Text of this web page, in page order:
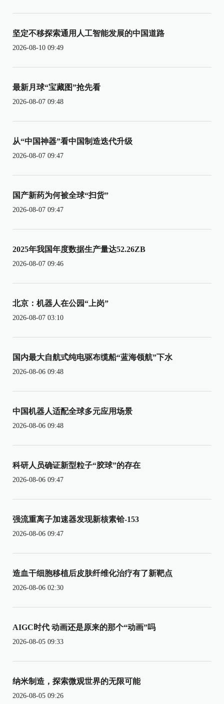
坚定不移探索通用人工智能发展的中国道路
2026-08-10 09:49
最新月球“宝藏图”抢先看
2026-08-07 09:48
从“中国神器”看中国制造迭代升级
2026-08-07 09:47
国产新药为何被全球“扫货”
2026-08-07 09:47
2025年我国年度数据生产量达52.26ZB
2026-08-07 09:46
北京：机器人在公园“上岗”
2026-08-07 03:10
国内最大自航式纯电驱布缆船“蓝海领航”下水
2026-08-06 09:48
中国机器人适配全球多元应用场景
2026-08-06 09:48
科研人员确证新型粒子“胶球”的存在
2026-08-06 09:47
强流重离子加速器发现新核素铪-153
2026-08-06 09:47
造血干细胞移植后皮肤纤维化治疗有了新靶点
2026-08-06 02:30
AIGC时代 动画还是原来的那个“动画”吗
2026-08-05 09:33
纳米制造，探索微观世界的无限可能
2026-08-05 09:26